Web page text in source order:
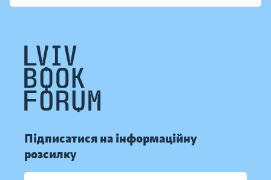
Підписатися на інформаційну
розсилку